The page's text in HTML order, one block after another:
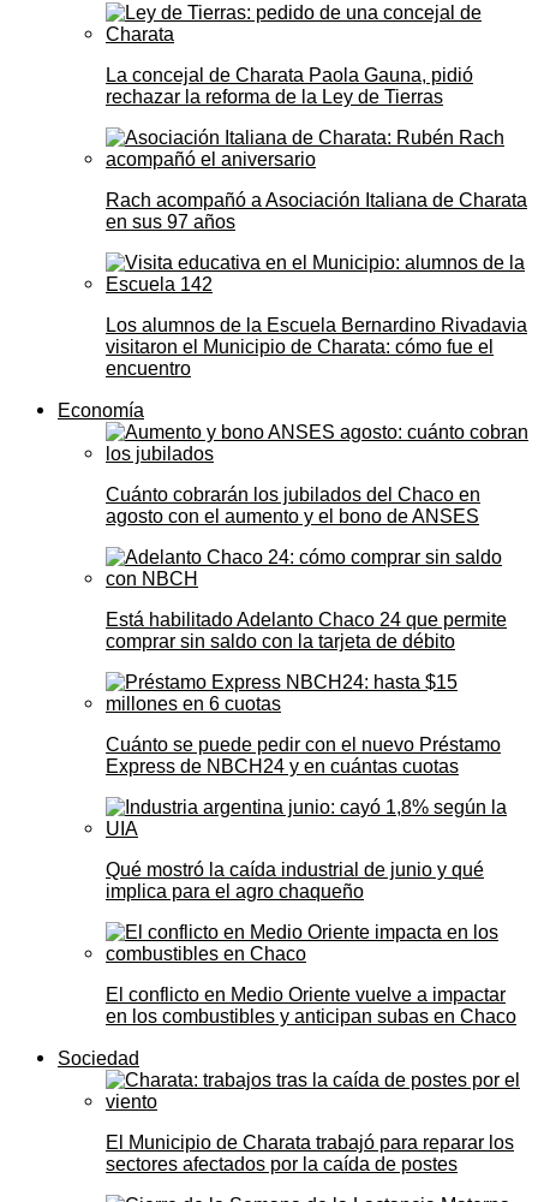
La concejal de Charata Paola Gauna, pidió
rechazar la reforma de la Ley de Tierras
Rach acompañó a Asociación Italiana de Charata
en sus 97 años
Los alumnos de la Escuela Bernardino Rivadavia
visitaron el Municipio de Charata: cómo fue el
encuentro
Economía
Cuánto cobrarán los jubilados del Chaco en
agosto con el aumento y el bono de ANSES
Está habilitado Adelanto Chaco 24 que permite
comprar sin saldo con la tarjeta de débito
Cuánto se puede pedir con el nuevo Préstamo
Express de NBCH24 y en cuántas cuotas
Qué mostró la caída industrial de junio y qué
implica para el agro chaqueño
El conflicto en Medio Oriente vuelve a impactar
en los combustibles y anticipan subas en Chaco
Sociedad
El Municipio de Charata trabajó para reparar los
sectores afectados por la caída de postes